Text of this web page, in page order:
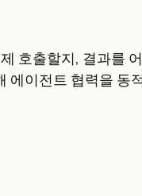
호출할지, 결과를
이전트 협력을 동